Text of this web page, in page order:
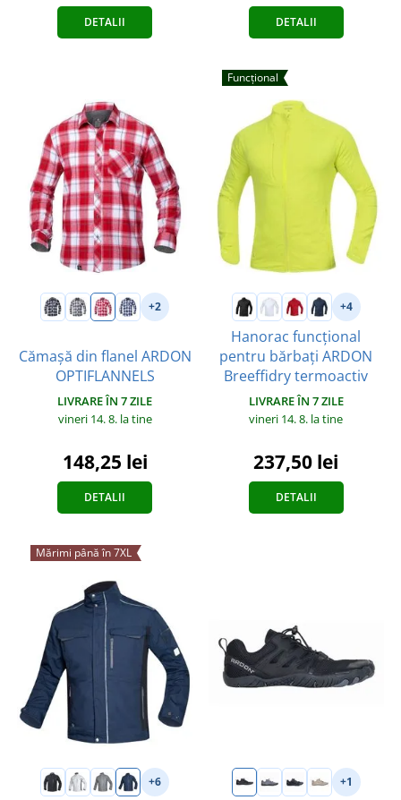
DETALII DETALII
+2
Cămașă din flanel ARDON
OPTIFLANNELS
LIVRARE ÎN 7 ZILE
vineri 14. 8. la tine
148,25 lei
DETALII
Funcțional
+4
Hanorac funcțional
pentru bărbați ARDON
Breeffidry termoactiv
LIVRARE ÎN 7 ZILE
vineri 14. 8. la tine
237,50 lei
DETALII
Mărimi până în 7XL
+6 +1